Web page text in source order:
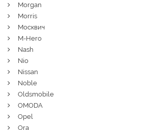
Morgan
Morris
Москвич
M-Hero
Nash
Nio
Nissan
Noble
Oldsmobile
OMODA
Opel
Ora